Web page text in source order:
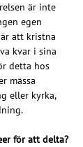
är inte
egen
att kristna
kvar i sina
detta hos
mässa
eller kyrka,
för att delta?